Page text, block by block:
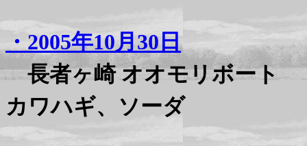
・2005年10月30日
長者ヶ崎 オオモリボート
カワハギ、ソーダ